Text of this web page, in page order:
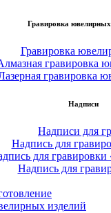
Гравировка ювелирных
Гравировка
гравировка
гравировка
Надписи
Надписи для
Надпись для
для
Надпись для
изделий